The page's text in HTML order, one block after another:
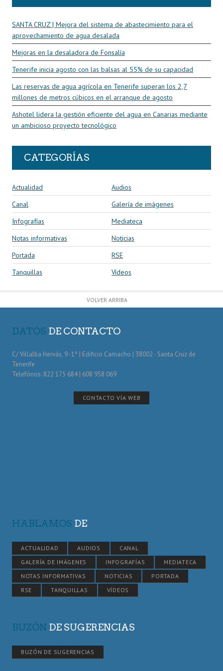
SANTA CRUZ | Mejora del sistema de abastecimiento para el
aprovechamiento de agua desalada
Mejoras en la desaladora de Fonsalía
Tenerife inicia agosto con las balsas al 55% de su capacidad
Las reservas de agua agrícola en Tenerife superan los 2,7
millones de metros cúbicos en el arranque de agosto
Ashotel lidera la gestión eficiente del agua en Canarias mediante
un ambicioso proyecto tecnológico
CATEGORÍAS
Actualidad
Audios
Canal
Galería de imágenes
Infografías
Mediateca
Notas informativas
Noticias
Portada
RSE
Tanquillas
Vídeos
VOLVER ARRIBA
DATOS DE CONTACTO
C/ Villalba Hervás, 9 -1º | Edificio Camacho | 38002 · Santa Cruz de
Tenerife
Telefónos: 822 175 684 | 608 958 069
CONTACTO VÍA WEB
HABLAMOS DE
ACTUALIDAD AUDIOS
CANAL
GALERÍA DE IMÁGENES
INFOGRAFÍAS
MEDIATECA
NOTAS INFORMATIVAS
NOTICIAS
PORTADA
RSE
TANQUILLAS VÍDEOS
BUZÓN DE SUGERENCIAS
BUZÓN DE SUGERENCIAS